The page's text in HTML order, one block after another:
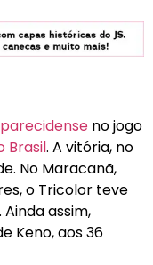
no jogo
Brasil. A vitória, no
No Maracanã,
o Tricolor teve
assim,
Keno, aos 36